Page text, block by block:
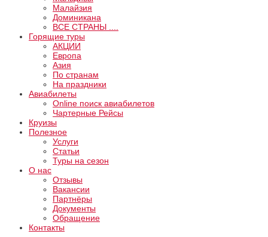
Малайзия
Доминикана
ВCE СТРАНЫ ....
Горящие туры
АКЦИИ
Европа
Азия
По странам
На праздники
Авиабилеты
Online поиск авиабилетов
Чартерные Рейсы
Круизы
Полезное
Услуги
Статьи
Туры на сезон
О нас
Отзывы
Вакансии
Партнёры
Документы
Обращение
Контакты